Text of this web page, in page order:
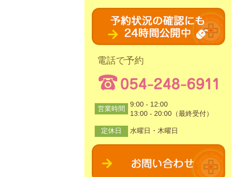
電話で予約
営業時間
9:00 - 12:00
13:00 - 20:00（最終受付）
定休日 水曜日・木曜日